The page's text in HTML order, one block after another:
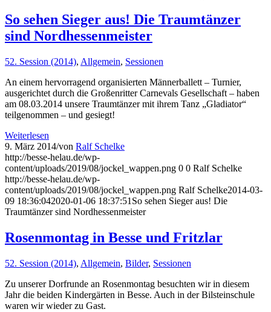
So sehen Sieger aus! Die Traumtänzer
sind Nordhessenmeister
52. Session (2014), Allgemein, Sessionen
An einem hervorragend organisierten Männerballett – Turnier,
ausgerichtet durch die Großenritter Carnevals Gesellschaft – haben
am 08.03.2014 unsere Traumtänzer mit ihrem Tanz „Gladiator“
teilgenommen – und gesiegt!
Weiterlesen
9. März 2014/von Ralf Schelke
http://besse-helau.de/wp-
content/uploads/2019/08/jockel_wappen.png 0 0 Ralf Schelke
http://besse-helau.de/wp-
content/uploads/2019/08/jockel_wappen.png Ralf Schelke2014-03-
09 18:36:042020-01-06 18:37:51 So sehen Sieger aus! Die
Traumtänzer sind Nordhessenmeister
Rosenmontag in Besse und Fritzlar
52. Session (2014), Allgemein, Bilder, Sessionen
Zu unserer Dorfrunde an Rosenmontag besuchten wir in diesem
Jahr die beiden Kindergärten in Besse. Auch in der Bilsteinschule
waren wir wieder zu Gast.